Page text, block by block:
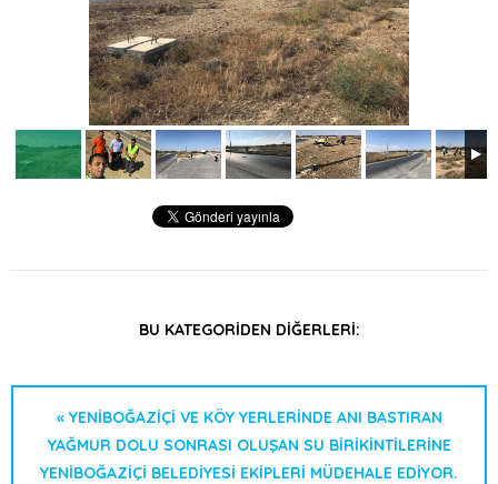
BU KATEGORIDEN DIĞERLERI:
« YENIBOĞAZIÇI VE KÖY YERLERINDE ANI BASTIRAN
YAĞMUR DOLU SONRASI OLUŞAN SU BIRIKINTILERINE
YENIBOĞAZIÇI BELEDIYESI EKIPLERI MÜDEHALE EDIYOR.